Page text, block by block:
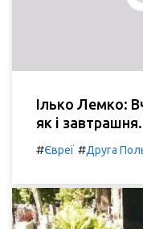
Ілько Лемко:
як і завтрашня.
#Євреї #Друга